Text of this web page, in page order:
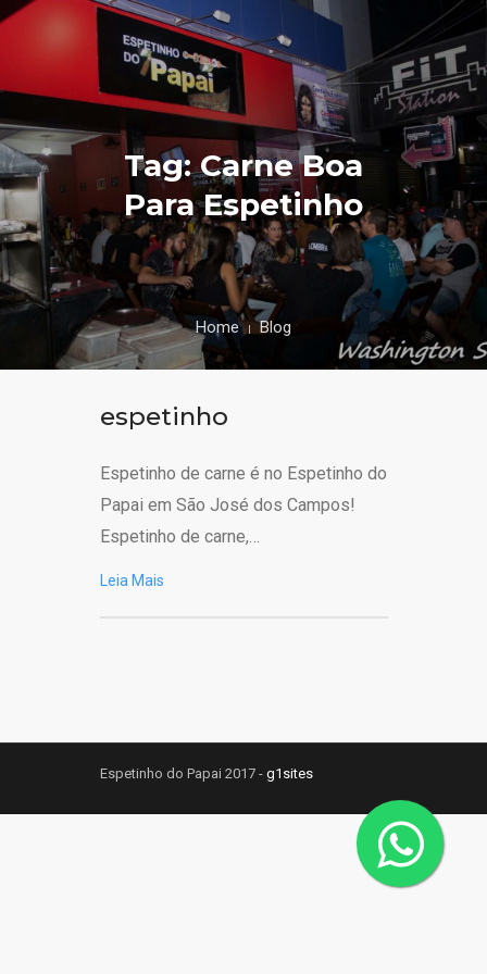
Tag: Carne Boa
Para Espetinho
Home Blog
espetinho
Espetinho de carne é no Espetinho do
Papai em São José dos Campos!
Espetinho de carne,…
Leia Mais
Espetinho do Papai 2017 - g1sites